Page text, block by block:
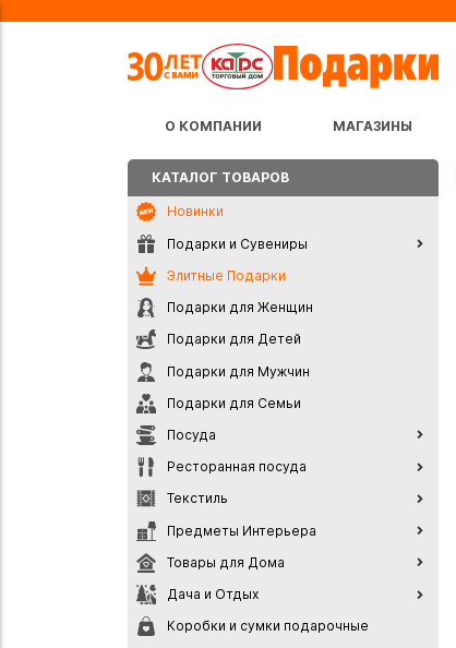
О КОМПАНИИ МАГАЗИНЫ
КАТАЛОГ ТОВАРОВ
Новинки
Подарки и Сувениры
Элитные Подарки
Подарки для Женщин
Подарки для Детей
Подарки для Мужчин
Подарки для Семьи
Посуда
Ресторанная посуда
Текстиль
Предметы Интерьера
Товары для Дома
Дача и Отдых
Коробки и сумки подарочные